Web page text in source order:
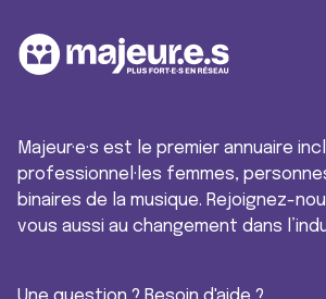
Majeur·e·s est le premier annuaire
professionnel·les femmes,
binaires de la musique. Rejoignez-
vous aussi au changement dans